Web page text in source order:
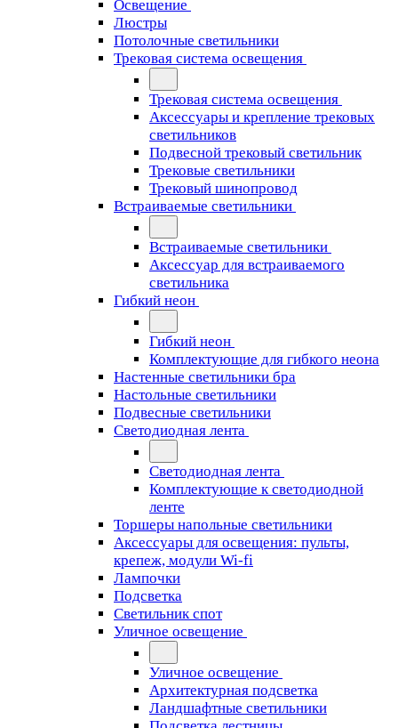
Освещение
Люстры
Потолочные светильники
Трековая система освещения
Трековая система освещения
Аксессуары и крепление трековых
светильников
Подвесной трековый светильник
Трековые светильники
Трековый шинопровод
Встраиваемые светильники
Встраиваемые светильники
Аксессуар для встраиваемого
светильника
Гибкий неон
Гибкий неон
Комплектующие для гибкого неона
Настенные светильники бра
Настольные светильники
Подвесные светильники
Светодиодная лента
Светодиодная лента
Комплектующие к светодиодной
ленте
Торшеры напольные светильники
Аксессуары для освещения: пульты,
крепеж, модули Wi-fi
Лампочки
Подсветка
Светильник спот
Уличное освещение
Уличное освещение
Архитектурная подсветка
Ландшафтные светильники